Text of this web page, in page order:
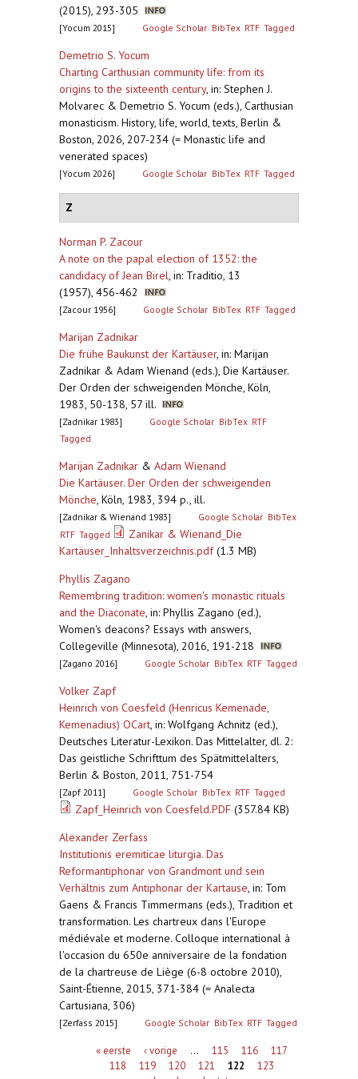
(2015), 293-305
[Yocum 2015] Google Scholar BibTex RTF Tagged
Demetrio S. Yocum
Charting Carthusian community life: from its
origins to the sixteenth century, in: Stephen J.
Molvarec & Demetrio S. Yocum (eds.), Carthusian
monasticism. History, life, world, texts, Berlin &
Boston, 2026, 207-234 (= Monastic life and
venerated spaces)
[Yocum 2026] Google Scholar BibTex RTF Tagged
Z
Norman P. Zacour
A note on the papal election of 1352: the
candidacy of Jean Birel, in: Traditio, 13
(1957), 456-462
[Zacour 1956] Google Scholar BibTex RTF Tagged
Marijan Zadnikar
Die frühe Baukunst der Kartäuser, in: Marijan
Zadnikar & Adam Wienand (eds.), Die Kartäuser.
Der Orden der schweigenden Mönche, Köln,
1983, 50-138, 57 ill.
[Zadnikar 1983] Google Scholar BibTex RTF
Tagged
Marijan Zadnikar & Adam Wienand
Die Kartäuser. Der Orden der schweigenden
Mönche, Köln, 1983, 394 p., ill.
[Zadnikar & Wienand 1983] Google Scholar BibTex
RTF Tagged
Zanikar & Wienand_Die
Kartäuser_Inhaltsverzeichnis.pdf(1.3 MB)
Phyllis Zagano
Remembring tradition: women's monastic rituals
and the Diaconate, in: Phyllis Zagano (ed.),
Women's deacons? Essays with answers,
Collegeville (Minnesota), 2016, 191-218
[Zagano 2016] Google Scholar BibTex RTF Tagged
Volker Zapf
Heinrich von Coesfeld (Henricus Kemenade,
Kemenadius) OCart, in: Wolfgang Achnitz (ed.),
Deutsches Literatur-Lexikon. Das Mittelalter, dl. 2:
Das geistliche Schrifttum des Spätmittelalters,
Berlin & Boston, 2011, 751-754
[Zapf 2011] Google Scholar BibTex RTF Tagged
Zapf_Heinrich von Coesfeld.PDF (357.84 KB)
Alexander Zerfass
Institutionis eremiticae liturgia. Das
Reformantiphonar von Grandmont und sein
Verhältnis zum Antiphonar der Kartause, in: Tom
Gaens & Francis Timmermans (eds.), Tradition et
transformation. Les chartreux dans l'Europe
médiévale et moderne. Colloque international à
l'occasion du 650e anniversaire de la fondation
de la chartreuse de Liège (6-8 octobre 2010),
Saint-Étienne, 2015, 371-384 (= Analecta
Cartusiana, 306)
[Zerfass 2015] Google Scholar BibTex RTF Tagged
Pagina's« eerste ‹ vorige … 115 116
117
118
119 120 121 122
123